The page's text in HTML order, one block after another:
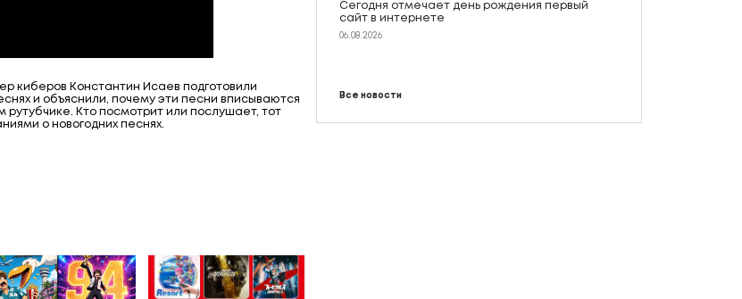
киберов Константин Исаев подготовили
и объяснили, почему эти песни вписываются
Кто посмотрит или послушает, тот
о новогодних песнях.
Сегодня отмечает день рождения первый
сайт в интернете
06.08.2026
Все новости